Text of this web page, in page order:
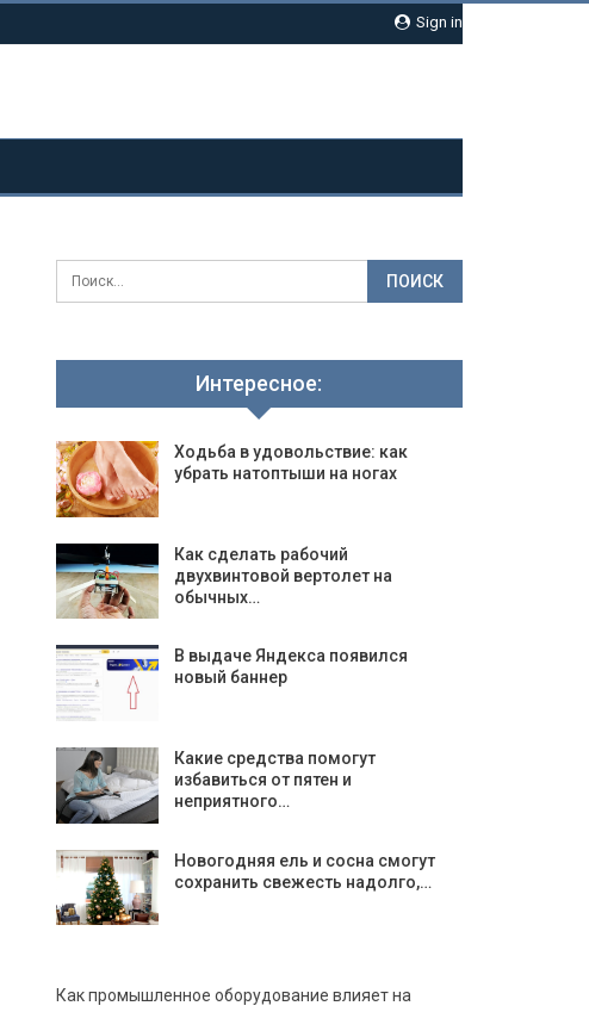
Sign in
Интересное:
Ходьба в удовольствие: как
убрать натоптыши на ногах
Как сделать рабочий
двухвинтовой вертолет на
обычных…
В выдаче Яндекса появился
новый баннер
Какие средства помогут
избавиться от пятен и
неприятного…
Новогодняя ель и сосна смогут
сохранить свежесть надолго,…
Как промышленное оборудование влияет на